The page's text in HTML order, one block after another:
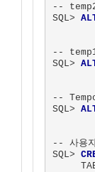
--
SQL>
--
SQL>
--
SQL>
-- 사용
SQL>